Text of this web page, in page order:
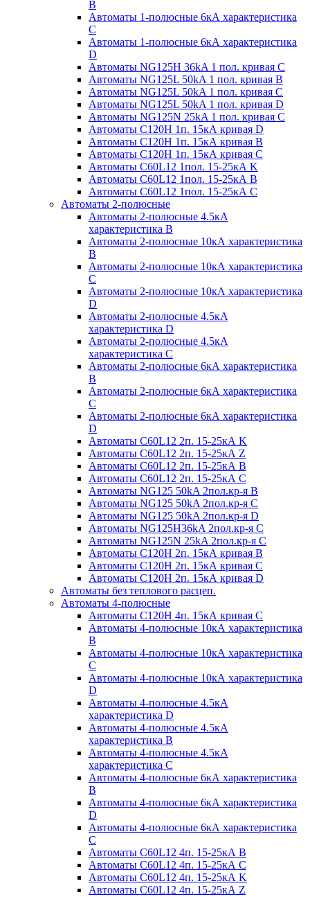
B
Автоматы 1-полюсные 6кА характеристика
C
Автоматы 1-полюсные 6кА характеристика
D
Автоматы NG125H 36kA 1 пол. кривая C
Автоматы NG125L 50kA 1 пол. кривая B
Автоматы NG125L 50kA 1 пол. кривая C
Автоматы NG125L 50kA 1 пол. кривая D
Автоматы NG125N 25kA 1 пол. кривая C
Автоматы С120H 1п. 15кА кривая D
Автоматы С120H 1п. 15кА кривая В
Автоматы С120H 1п. 15кА кривая С
Автоматы С60L12 1пол. 15-25кА K
Автоматы С60L12 1пол. 15-25кА В
Автоматы С60L12 1пол. 15-25кА С
Автоматы 2-полюсные
Автоматы 2-полюсные 4.5кА
характеристика В
Автоматы 2-полюсные 10кА характеристика
B
Автоматы 2-полюсные 10кА характеристика
C
Автоматы 2-полюсные 10кА характеристика
D
Автоматы 2-полюсные 4.5кА
характеристика D
Автоматы 2-полюсные 4.5кА
характеристика С
Автоматы 2-полюсные 6кА характеристика
B
Автоматы 2-полюсные 6кА характеристика
C
Автоматы 2-полюсные 6кА характеристика
D
Автоматы C60L12 2п. 15-25кА K
Автоматы C60L12 2п. 15-25кА Z
Автоматы C60L12 2п. 15-25кА B
Автоматы C60L12 2п. 15-25кА C
Автоматы NG125 50kA 2пол.кр-я B
Автоматы NG125 50kA 2пол.кр-я C
Автоматы NG125 50kA 2пол.кр-я D
Автоматы NG125H36kA 2пол.кр-я C
Автоматы NG125N 25kA 2пол.кр-я C
Автоматы С120H 2п. 15кА кривая B
Автоматы С120H 2п. 15кА кривая C
Автоматы С120H 2п. 15кА кривая D
Автоматы без теплового расцеп.
Автоматы 4-полюсные
Автоматы С120H 4п. 15кА кривая C
Автоматы 4-полюсные 10кА характеристика
B
Автоматы 4-полюсные 10кА характеристика
C
Автоматы 4-полюсные 10кА характеристика
D
Автоматы 4-полюсные 4.5кА
характеристика D
Автоматы 4-полюсные 4.5кА
характеристика В
Автоматы 4-полюсные 4.5кА
характеристика С
Автоматы 4-полюсные 6кА характеристика
B
Автоматы 4-полюсные 6кА характеристика
D
Автоматы 4-полюсные 6кА характеристика
С
Автоматы C60L12 4п. 15-25кА B
Автоматы C60L12 4п. 15-25кА C
Автоматы C60L12 4п. 15-25кА K
Автоматы C60L12 4п. 15-25кА Z